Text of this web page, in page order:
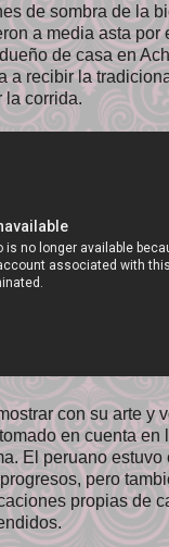
de sombra de la
a media asta por
de casa en
a recibir la
la corrida.
con su arte y
en cuenta en
El peruano estuvo
pero
propias de